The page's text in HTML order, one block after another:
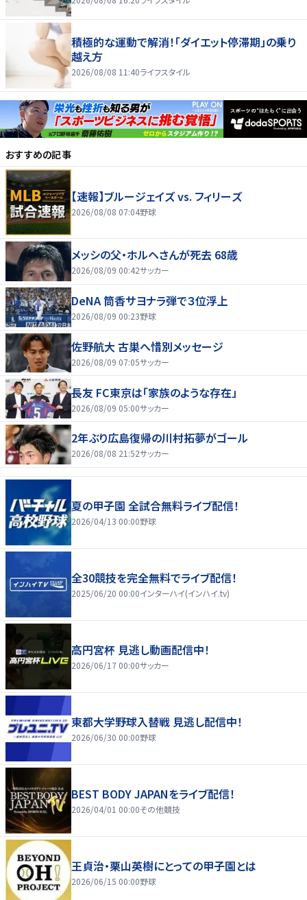
積極的な運動で解消！「ダイエット停滞期」の乗り
越え方
2026/08/08 11:40ライフスタイル
おすすめの記事
【速報】ブルージェイズ vs. フィリーズ
2026/08/08 07:04野球
メッシの父・ホルヘさんが死去 68歳
2026/08/09 00:42サッカー
DeNA 筒香サヨナラ弾で３位浮上
2026/08/09 00:23野球
佐野航大 古巣へ惜別メッセージ
2026/08/09 07:05サッカー
長友 FC東京は「家族のような存在」
2026/08/09 05:00サッカー
2年ぶり広島復帰の川村拓夢がゴール
2026/08/08 21:52サッカー
夏の甲子園 全試合無料ライブ配信！
2026/04/13 00:00野球
全30競技を完全無料でライブ配信！
2025/06/20 00:00インターハイ(インハイ.tv)
高円宮杯 見逃し動画配信中！
2026/06/17 00:00サッカー
東都大学野球入替戦 見逃し配信中！
2026/06/30 00:00野球
BEST BODY JAPANをライブ配信！
2026/04/01 00:00その他競技
王貞治・栗山英樹にとっての甲子園とは
2026/06/15 00:00野球